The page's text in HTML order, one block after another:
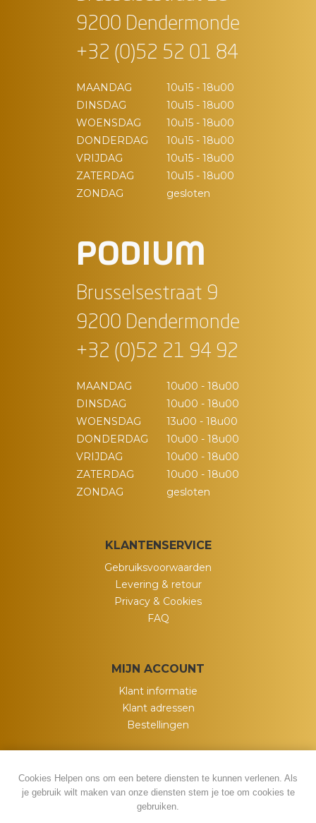
9200 Dendermonde
+32 (0)52 52 01 84
MAANDAG
10u15 - 18u00
DINSDAG
10u15 - 18u00
WOENSDAG
10u15 - 18u00
DONDERDAG
10u15 - 18u00
VRIJDAG
10u15 - 18u00
ZATERDAG
10u15 - 18u00
ZONDAG
gesloten
PODIUM
Brusselsestraat 9
9200 Dendermonde
+32 (0)52 21 94 92
MAANDAG
10u00 - 18u00
DINSDAG
10u00 - 18u00
WOENSDAG
13u00 - 18u00
DONDERDAG
10u00 - 18u00
VRIJDAG
10u00 - 18u00
ZATERDAG
10u00 - 18u00
ZONDAG
gesloten
KLANTENSERVICE
Gebruiksvoorwaarden
Levering & retour
Privacy & Cookies
FAQ
MIJN ACCOUNT
Klant informatie
Klant adressen
Bestellingen
Cookies Helpen ons om een betere diensten te kunnen verlenen. Als
je gebruik wilt maken van onze diensten stem je toe om cookies te
gebruiken.